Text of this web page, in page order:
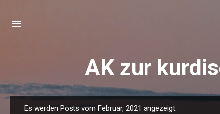
AK zur
Es werden Posts vom Februar, 2021 angezeigt.